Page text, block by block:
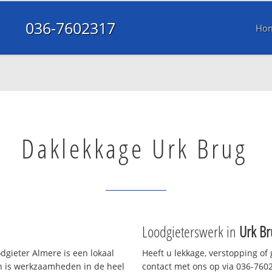
036-7602317
Daklekkage Urk Brug
Almere is een lokaal
werkzaamheden in de heel
Loodgieterswerk in Urk
Heeft u lekkage, verstopping
contact met ons op via 036-